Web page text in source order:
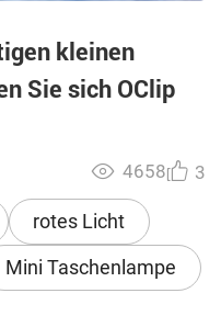
kleinen
Sie sich OClip
rotes Licht
Mini Taschenlampe
4658 3